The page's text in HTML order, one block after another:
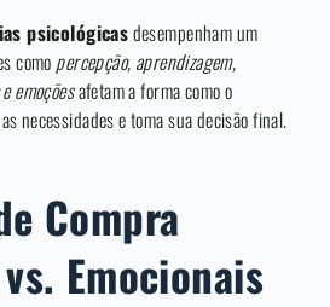
psicológicasdesempenham um
como percepção, aprendizagem,
emoçõesafetam a forma como o
necessidades e toma sua decisão final.
Compra
Emocionais